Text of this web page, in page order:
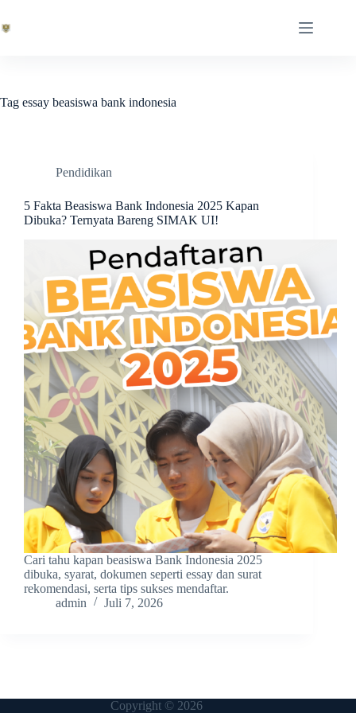
content
Tag essay beasiswa bank indonesia
Pendidikan
5 Fakta Beasiswa Bank Indonesia 2025 Kapan
Dibuka? Ternyata Bareng SIMAK UI!
Cari tahu kapan beasiswa Bank Indonesia 2025
dibuka, syarat, dokumen seperti essay dan surat
rekomendasi, serta tips sukses mendaftar.
admin
Juli 7, 2026
Copyright © 2026